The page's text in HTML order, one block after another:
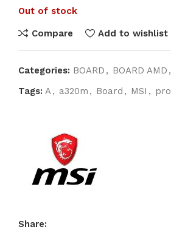
Out of stock
Compare Add to wishlist
Categories: BOARD , BOARD AMD ,
Tags: A, a320m , Board , MSI , pro
Share: